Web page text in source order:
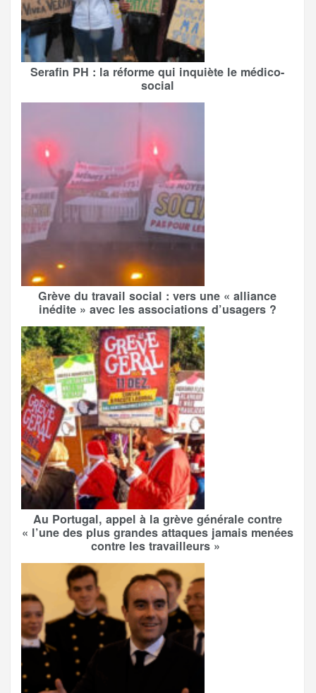
Serafin PH : la réforme qui inquiète le médico-
social
Grève du travail social : vers une « alliance
inédite » avec les associations d’usagers ?
Au Portugal, appel à la grève générale contre
« l’une des plus grandes attaques jamais menées
contre les travailleurs »